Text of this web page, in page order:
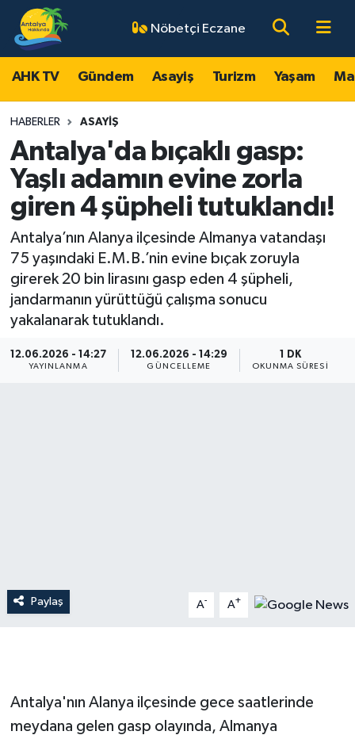
Nöbetçi Eczane
AHK TV Gündem Asayiş Turizm Yaşam
HABERLER ASAYIŞ
Antalya'da bıçaklı gasp:
Yaşlı adamın evine zorla
giren 4 şüpheli tutuklandı!
Antalya’nın Alanya ilçesinde Almanya vatandaşı
75 yaşındaki E.M.B.’nin evine bıçak zoruyla
girerek 20 bin lirasını gasp eden 4 şüpheli,
jandarmanın yürüttüğü çalışma sonucu
yakalanarak tutuklandı.
12.06.2026 - 14:27
YAYINLANMA
12.06.2026 - 14:29
GÜNCELLEME
1 DK
OKUNMA SÜRESI
Paylaş A- A+
Antalya'nın Alanya ilçesinde gece saatlerinde
meydana gelen gasp olayında, Almanya
AHK TV
Gündem
Asayiş
Turizm
Magazin
Ekonomi
Antalya Nöbetçi Eczaneler
Antalya Hava Durumu
Antalya Namaz Vakitleri
Antalya Trafik Yoğunluk Haritası
Süper Lig Puan Durumu ve Fikstür
Tüm Manşetler
Son Dakika Haberleri